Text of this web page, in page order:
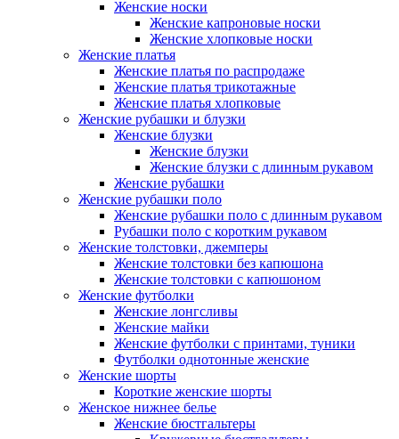
Женские носки
Женские капроновые носки
Женские хлопковые носки
Женские платья
Женские платья по распродаже
Женские платья трикотажные
Женские платья хлопковые
Женские рубашки и блузки
Женские блузки
Женские блузки
Женские блузки с длинным рукавом
Женские рубашки
Женские рубашки поло
Женские рубашки поло с длинным рукавом
Рубашки поло с коротким рукавом
Женские толстовки, джемперы
Женские толстовки без капюшона
Женские толстовки с капюшоном
Женские футболки
Женские лонгсливы
Женские майки
Женские футболки с принтами, туники
Футболки однотонные женские
Женские шорты
Короткие женские шорты
Женское нижнее белье
Женские бюстгальтеры